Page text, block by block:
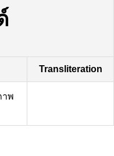
Transliteration
าพ